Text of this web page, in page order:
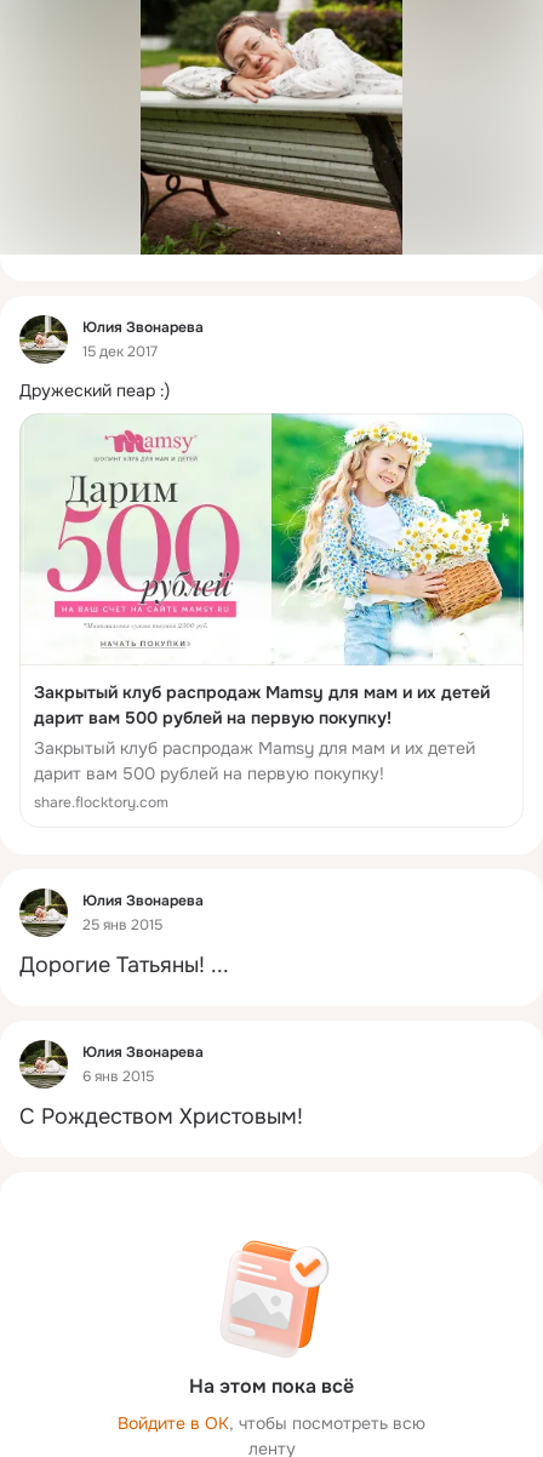
Фид
Юлия Звонарева
15 дек 2017
Дружеский пеар :)
Закрытый клуб распродаж Mamsy для мам и их детей
дарит вам 500 рублей на первую покупку!
Закрытый клуб распродаж Mamsy для мам и их детей
дарит вам 500 рублей на первую покупку!
share.flocktory.com
Фид
Юлия Звонарева
25 янв 2015
Дорогие Татьяны! ...
Фид
Юлия Звонарева
6 янв 2015
С Рождеством Христовым!
На этом пока всё
Войдите в ОК, чтобы посмотреть всю
ленту